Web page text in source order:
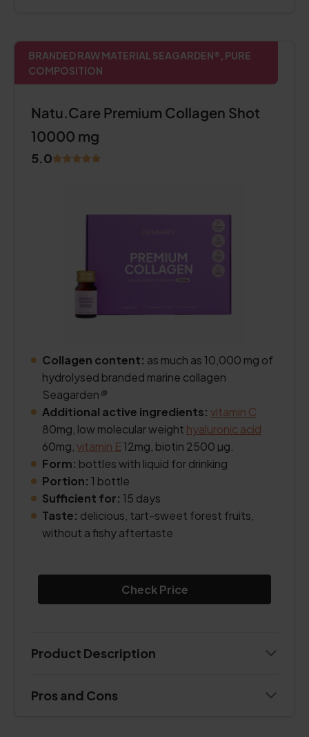
BRANDED RAW MATERIAL SEAGARDEN®, PURE
COMPOSITION
Natu.Care Premium Collagen Shot
10000 mg
5.0
Collagen content: as much as 10,000 mg of
hydrolysed branded marine collagen
Seagarden®
Additional active ingredients: vitamin C
80mg, low molecular weight hyaluronic acid
60mg, vitamin E12mg, biotin 2500 µg.
Form: bottles with liquid for drinking
Portion: 1 bottle
Sufficient for: 15 days
Taste: delicious, tart-sweet forest fruits,
without a fishy aftertaste
Check Price
Product Description
Pros and Cons